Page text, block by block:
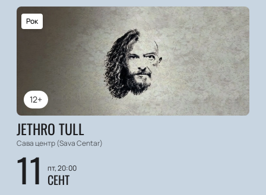
12+
Рок
JETHRO TULL
Сава центр (Sava Centar)
11 пт, 20:00
СЕНТ